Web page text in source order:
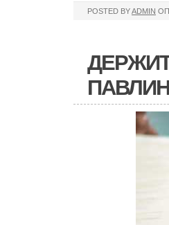
POSTED BYADMIN